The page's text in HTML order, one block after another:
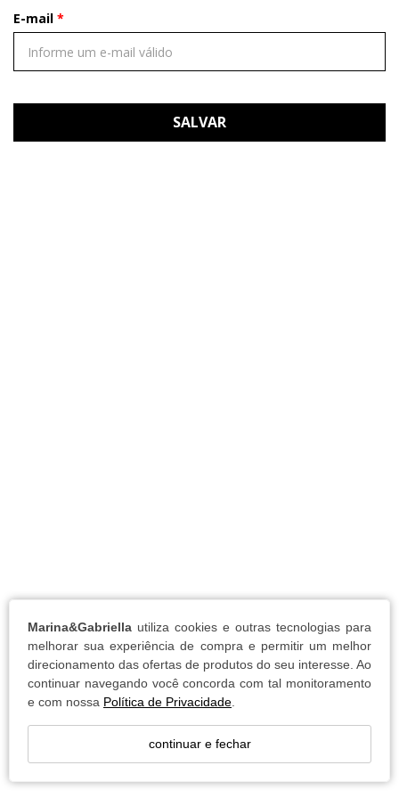
Marina&Gabriella utiliza cookies e outras tecnologias para
melhorar sua experiência de compra e permitir um melhor
direcionamento das ofertas de produtos do seu interesse. Ao
continuar navegando você concorda com tal monitoramento
e com nossa Política de Privacidade
continuar e fechar
E-mail
SALVAR